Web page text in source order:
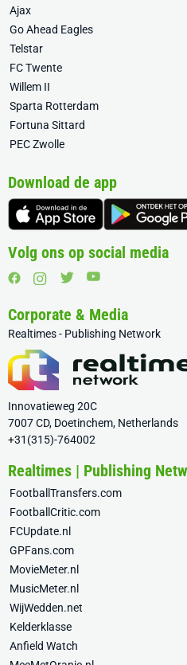
Ajax
Go Ahead Eagles
Telstar
FC Twente
Willem II
Sparta Rotterdam
Fortuna Sittard
PEC Zwolle
Download de app
Volg ons op social media
Corporate & Media
Realtimes - Publishing Network
Innovatieweg 20C
7007 CD, Doetinchem, Netherlands
+31(315)-764002
Realtimes | Publishing
FootballTransfers.com
FootballCritic.com
FCUpdate.nl
GPFans.com
MovieMeter.nl
MusicMeter.nl
WijWedden.net
Kelderklasse
Anfield Watch